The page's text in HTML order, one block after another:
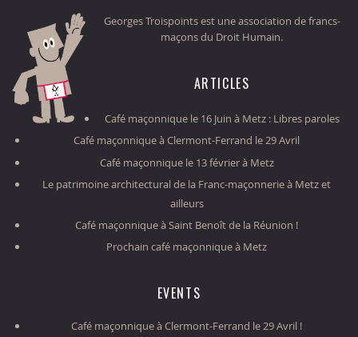
Georges Troispoints est une association de francs-
maçons du Droit Humain.
ARTICLES
Café maçonnique le 16 Juin à Metz : Libres paroles
Café maçonnique à Clermont-Ferrand le 29 Avril
Café maçonnique le 13 février à Metz
Le patrimoine architectural de la Franc-maçonnerie à Metz et
ailleurs
Café maçonnique à Saint Benoît de la Réunion !
Prochain café maçonnique à Metz
EVENTS
Café maçonnique à Clermont-Ferrand le 29 Avril !